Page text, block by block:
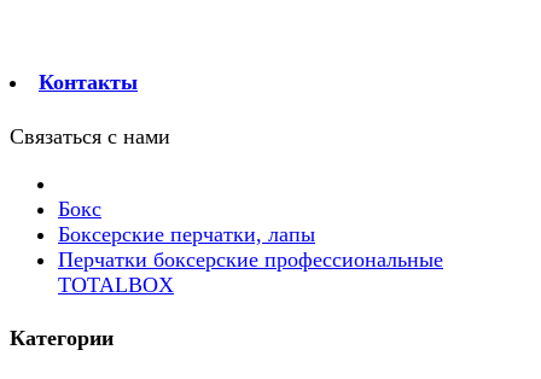
Контакты
Связаться с нами
Бокс
Боксерские перчатки, лапы
Перчатки боксерские профессиональные
TOTALBOX
Категории